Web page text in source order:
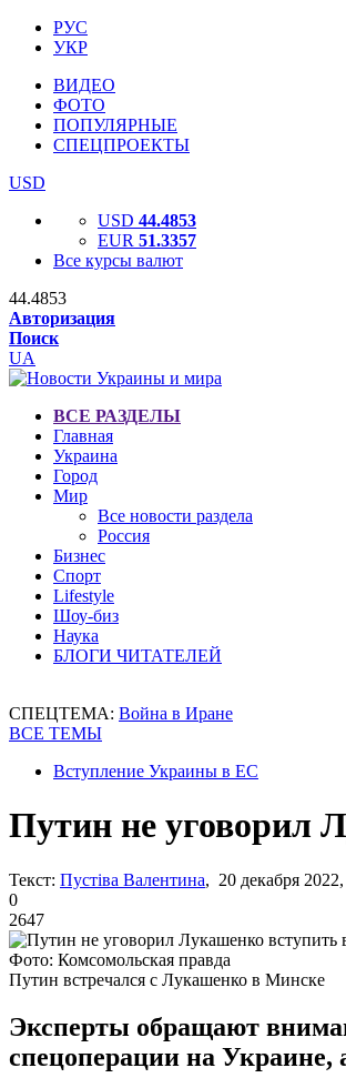
РУС
УКР
ВИДЕО
ФОТО
ПОПУЛЯРНЫЕ
СПЕЦПРОЕКТЫ
USD
USD 44.4853
EUR 51.3357
Все курсы валют
44.4853
Авторизация
Поиск
UA
ВСЕ РАЗДЕЛЫ
Главная
Украина
Город
Мир
Все новости раздела
Россия
Бизнес
Спорт
Lifestyle
Шоу-биз
Наука
БЛОГИ ЧИТАТЕЛЕЙ
СПЕЦТЕМА: Война в Иране
ВСЕ ТЕМЫ
Вступление Украины в ЕС
Путин не уговорил
Текст: Пустіва Валентина, 20 декабря 2022,
0
2647
Фото: Комсомольская правда
Путин встречался с Лукашенко в Минске
Эксперты обращают
спецоперации на Украине,